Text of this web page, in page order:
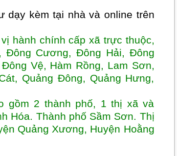
dạy kèm tại nhà và online trên
hành chính cấp xã trực thuộc,
Đông Cương, Đông Hải, Đông
Vệ, Hàm Rồng, Lam Sơn,
Quảng Đông, Quảng Hưng,
gồm 2 thành phố, 1 thị xã và
Hóa. Thành phố Sầm Sơn. Thị
Quảng Xương, Huyện Hoằng